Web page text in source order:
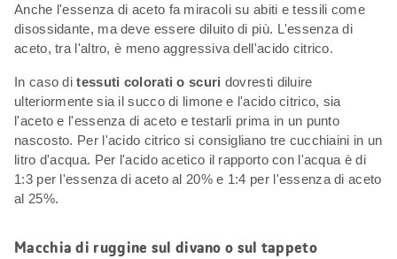
Anche l'essenza di aceto fa miracoli su abiti e tessili come
disossidante, ma deve essere diluito di più. L'essenza di
aceto, tra l'altro, è meno aggressiva dell'acido citrico.
In caso ditessuti colorati o scuri dovresti diluire
ulteriormente sia il succo di limone e l'acido citrico, sia
l'aceto e l'essenza di aceto e testarli prima in un punto
nascosto. Per l'acido citrico si consigliano tre cucchiaini in un
litro d'acqua. Per l'acido acetico il rapporto con l'acqua è di
1:3 per l'essenza di aceto al 20% e 1:4 per l'essenza di aceto
al 25%.
Macchia di ruggine sul divano o sul tappeto